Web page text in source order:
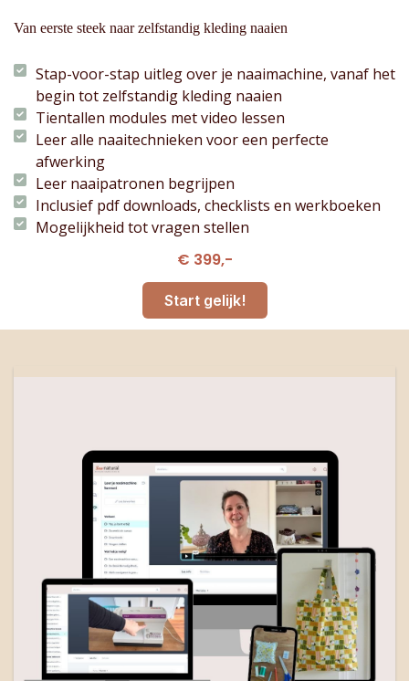
Van eerste steek naar zelfstandig kleding naaien
Stap-voor-stap uitleg over je naaimachine, vanaf het
begin tot zelfstandig kleding naaien
Tientallen modules met video lessen
Leer alle naaitechnieken voor een perfecte
afwerking
Leer naaipatronen begrijpen
Inclusief pdf downloads, checklists en werkboeken
Mogelijkheid tot vragen stellen
€ 399,-
Start gelijk!